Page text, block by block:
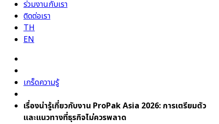
ร่วมงานกับเรา
ติดต่อเรา
TH
EN
เกร็ดความรู้
เรื่องน่ารู้เกี่ยวกับงาน ProPak Asia 2026: การเตรียมตัว
และแนวทางที่ธุรกิจไม่ควรพลาด